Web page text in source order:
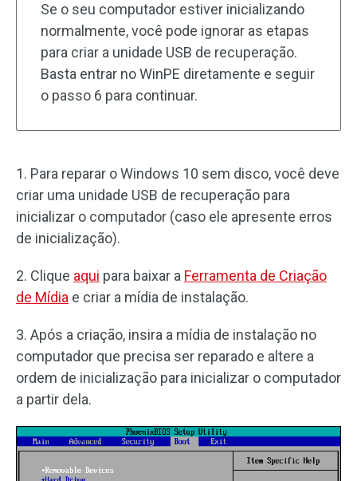
Se o seu computador estiver inicializando
normalmente, você pode ignorar as etapas
para criar a unidade USB de recuperação.
Basta entrar no WinPE diretamente e seguir
o passo 6 para continuar.
1. Para reparar o Windows 10 sem disco, você deve
criar uma unidade USB de recuperação para
inicializar o computador (caso ele apresente erros
de inicialização).
2. Clique aqui para baixar a Ferramenta de Criação
de Mídia e criar a mídia de instalação.
3. Após a criação, insira a mídia de instalação no
computador que precisa ser reparado e altere a
ordem de inicialização para inicializar o computador
a partir dela.